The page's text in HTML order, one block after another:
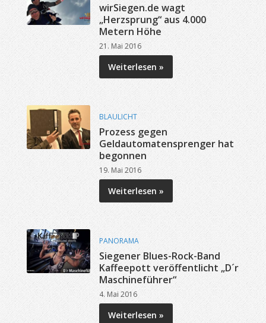
wirSiegen.de wagt
„Herzsprung“ aus 4.000
Metern Höhe
21. Mai 2016
Weiterlesen »
BLAULICHT
Prozess gegen
Geldautomatensprenger hat
begonnen
19. Mai 2016
Weiterlesen »
PANORAMA
Siegener Blues-Rock-Band
Kaffeepott veröffentlicht „D´r
Maschineführer“
4. Mai 2016
Weiterlesen »